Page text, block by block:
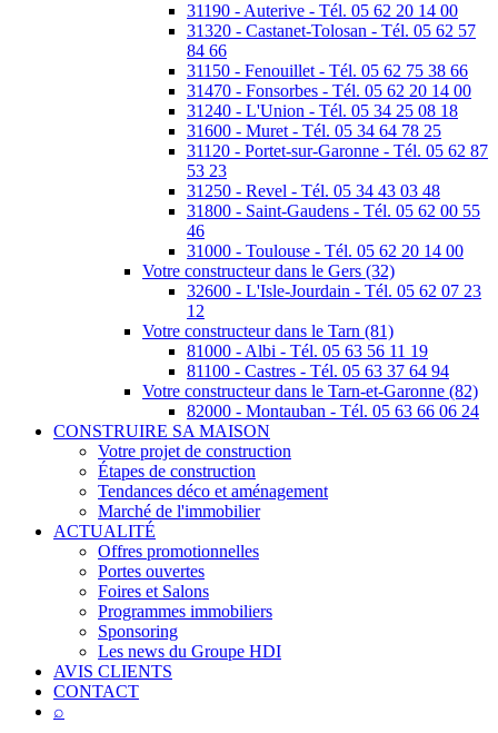
31190 - Auterive - Tél. 05 62 20 14 00
31320 - Castanet-Tolosan - Tél. 05 62 57
84 66
31150 - Fenouillet - Tél. 05 62 75 38 66
31470 - Fonsorbes - Tél. 05 62 20 14 00
31240 - L'Union - Tél. 05 34 25 08 18
31600 - Muret - Tél. 05 34 64 78 25
31120 - Portet-sur-Garonne - Tél. 05 62 87
53 23
31250 - Revel - Tél. 05 34 43 03 48
31800 - Saint-Gaudens - Tél. 05 62 00 55
46
31000 - Toulouse - Tél. 05 62 20 14 00
Votre constructeur dans le Gers (32)
32600 - L'Isle-Jourdain - Tél. 05 62 07 23
12
Votre constructeur dans le Tarn (81)
81000 - Albi - Tél. 05 63 56 11 19
81100 - Castres - Tél. 05 63 37 64 94
Votre constructeur dans le Tarn-et-Garonne (82)
82000 - Montauban - Tél. 05 63 66 06 24
CONSTRUIRE SA MAISON
Votre projet de construction
Étapes de construction
Tendances déco et aménagement
Marché de l'immobilier
ACTUALITÉ
Offres promotionnelles
Portes ouvertes
Foires et Salons
Programmes immobiliers
Sponsoring
Les news du Groupe HDI
AVIS CLIENTS
CONTACT
⌕